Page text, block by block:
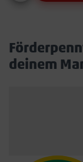
deinem